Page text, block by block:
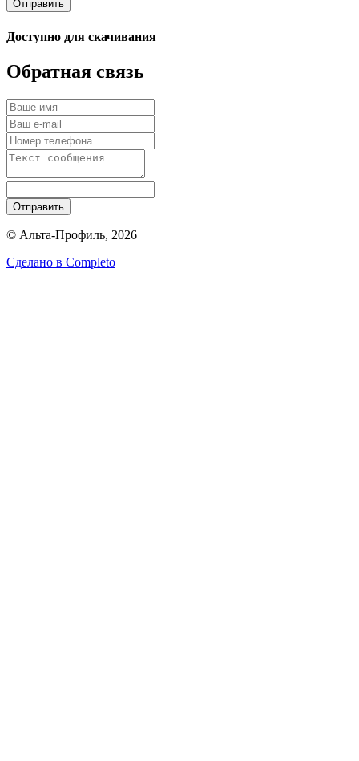
Отправить
Доступно для скачивания
Обратная связь
Отправить
© Альта-Профиль, 2026
Сделано в Completo